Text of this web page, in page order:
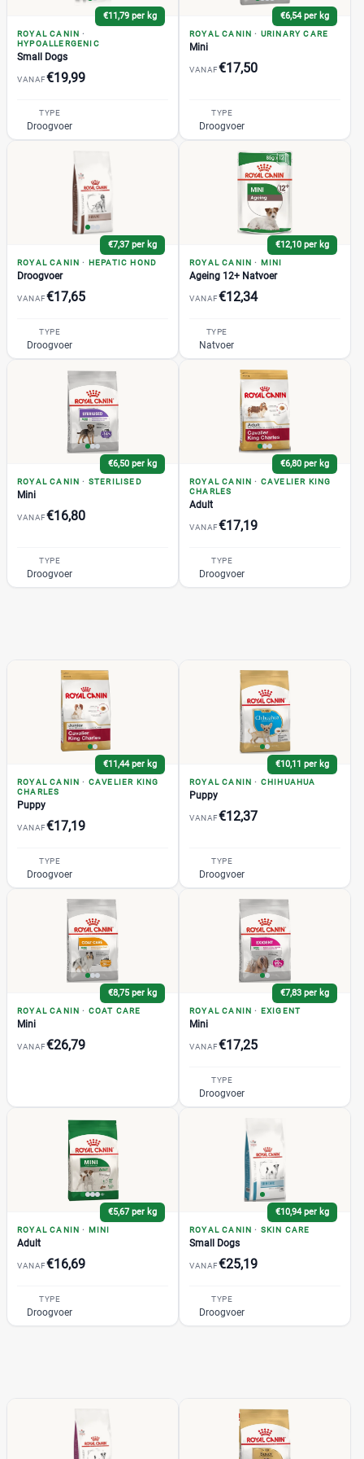
Winkel
Supermarkt
Jumbo
Webshop
(2)
Bol
Huisdierenbazaar
Joybuy
Medpets
+3 meer
€11,79 per kg
ROYAL CANIN ·
HYPOALLERGENIC
Small Dogs
VANAF€19,99
TYPE
Droogvoer
€6,54 per kg
ROYAL CANIN · URINARY CARE
Mini
VANAF€17,50
TYPE
Droogvoer
€7,37 per kg
ROYAL CANIN · HEPATIC HOND
Droogvoer
VANAF€17,65
TYPE
Droogvoer
€12,10 per kg
ROYAL CANIN · MINI
Ageing 12+ Natvoer
VANAF€12,34
TYPE
Natvoer
€6,50 per kg
ROYAL CANIN · STERILISED
Mini
VANAF€16,80
TYPE
Droogvoer
€6,80 per kg
ROYAL CANIN · CAVELIER KING
CHARLES
Adult
VANAF€17,19
TYPE
Droogvoer
€11,44 per kg
ROYAL CANIN · CAVELIER KING
CHARLES
Puppy
VANAF€17,19
TYPE
Droogvoer
€10,11 per kg
ROYAL CANIN · CHIHUAHUA
Puppy
VANAF€12,37
TYPE
Droogvoer
€8,75 per kg
ROYAL CANIN · COAT CARE
Mini
VANAF€26,79
€7,83 per kg
ROYAL CANIN · EXIGENT
Mini
VANAF€17,25
TYPE
Droogvoer
€5,67 per kg
ROYAL CANIN · MINI
Adult
VANAF€16,69
TYPE
Droogvoer
€10,94 per kg
ROYAL CANIN · SKIN CARE
Small Dogs
VANAF€25,19
TYPE
Droogvoer